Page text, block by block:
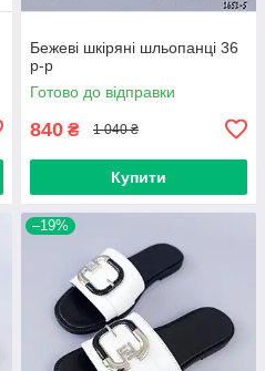
Бежеві шкіряні шльопанці 36
р-р
Готово до відправки
840 ₴ 1 040 ₴
Купити
–19%